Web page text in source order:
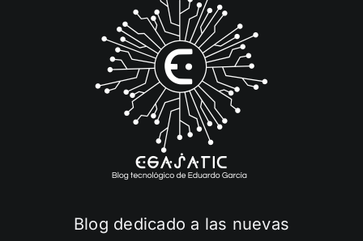
Blog dedicado a las nuevas